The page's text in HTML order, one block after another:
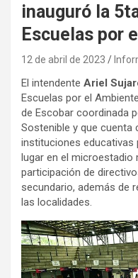
inauguró la
Escuelas por
12 de abril de 2023
El intendente Ariel
Escuelas por el
de Escobar coordinada
Sostenible y que cuenta
instituciones educativas
lugar en el microestadio
participación de
secundario, además de
las localidades.